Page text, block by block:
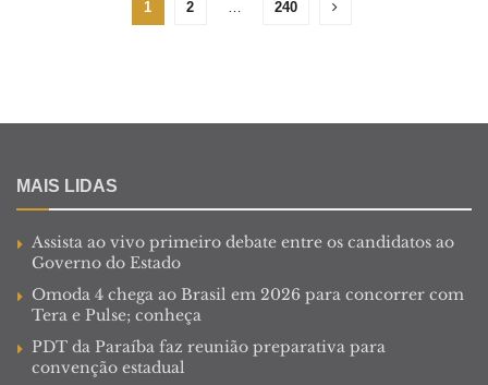
1 2 240
MAIS LIDAS
Assista ao vivo primeiro debate entre os candidatos ao
Governo do Estado
Omoda 4 chega ao Brasil em 2026 para concorrer com
Tera e Pulse; conheça
PDT da Paraíba faz reunião preparativa para
convenção estadual